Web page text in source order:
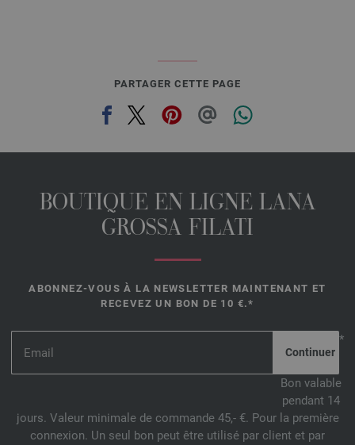
PARTAGER CETTE PAGE
BOUTIQUE EN LIGNE LANA
GROSSA FILATI
ABONNEZ-VOUS À LA NEWSLETTER MAINTENANT ET
RECEVEZ UN BON DE 10 €.*
*
Bon valable
pendant 14
jours. Valeur minimale de commande 45,- €. Pour la première
connexion. Un seul bon peut être utilisé par client et par